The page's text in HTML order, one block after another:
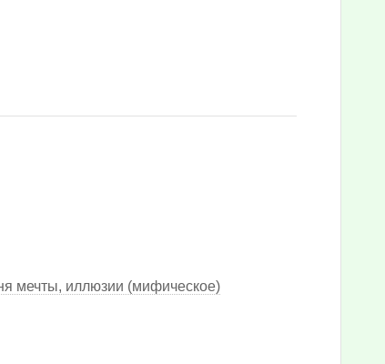
мечты, иллюзии (мифическое)